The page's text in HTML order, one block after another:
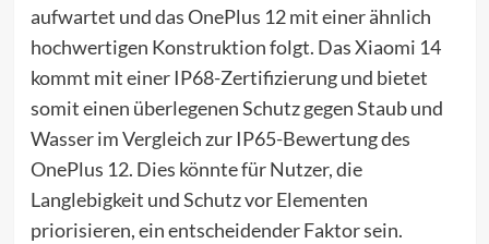
aufwartet und das OnePlus 12 mit einer ähnlich
hochwertigen Konstruktion folgt. Das Xiaomi 14
kommt mit einer IP68-Zertifizierung und bietet
somit einen überlegenen Schutz gegen Staub und
Wasser im Vergleich zur IP65-Bewertung des
OnePlus 12. Dies könnte für Nutzer, die
Langlebigkeit und Schutz vor Elementen
priorisieren, ein entscheidender Faktor sein.